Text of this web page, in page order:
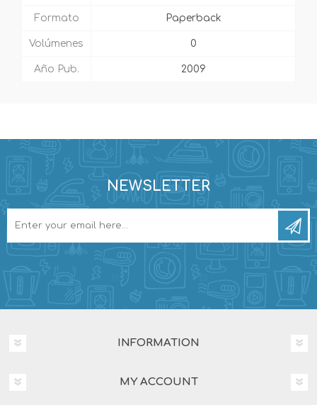
Formato Paperback
Volúmenes 0
Año Pub. 2009
NEWSLETTER
INFORMATION
MY ACCOUNT